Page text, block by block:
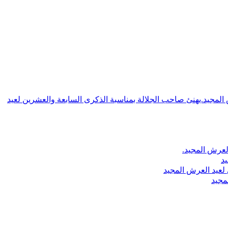
صاحب الجلالة بمناسبة الذكرى السابعة والعشرين لعيد
المجيد.
العرش المجيد